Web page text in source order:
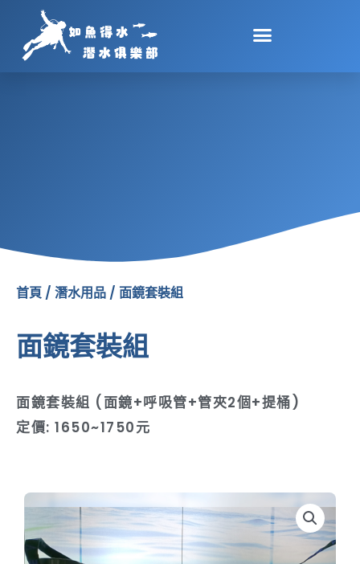
要
首頁 / 潛水用品 / 面鏡套裝組
面鏡套裝組
面鏡套裝組 (面鏡+呼吸管+管夾2個+提桶)
定價: 1650~1750元